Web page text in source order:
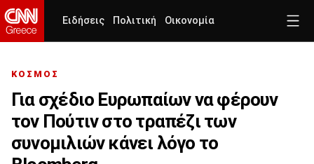
Ειδήσεις Πολιτική Οικονομία
ΚΟΣΜΟΣ
Για σχέδιο Ευρωπαίων να φέρουν
τον Πούτιν στο τραπέζι των
συνομιλιών κάνει λόγο το